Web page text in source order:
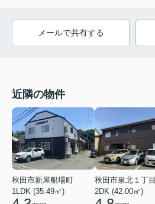
メールで共有する
近隣の物件
秋田市新屋船場町
1LDK (35.49㎡)
秋田市泉北１丁目
2DK (42.00㎡)